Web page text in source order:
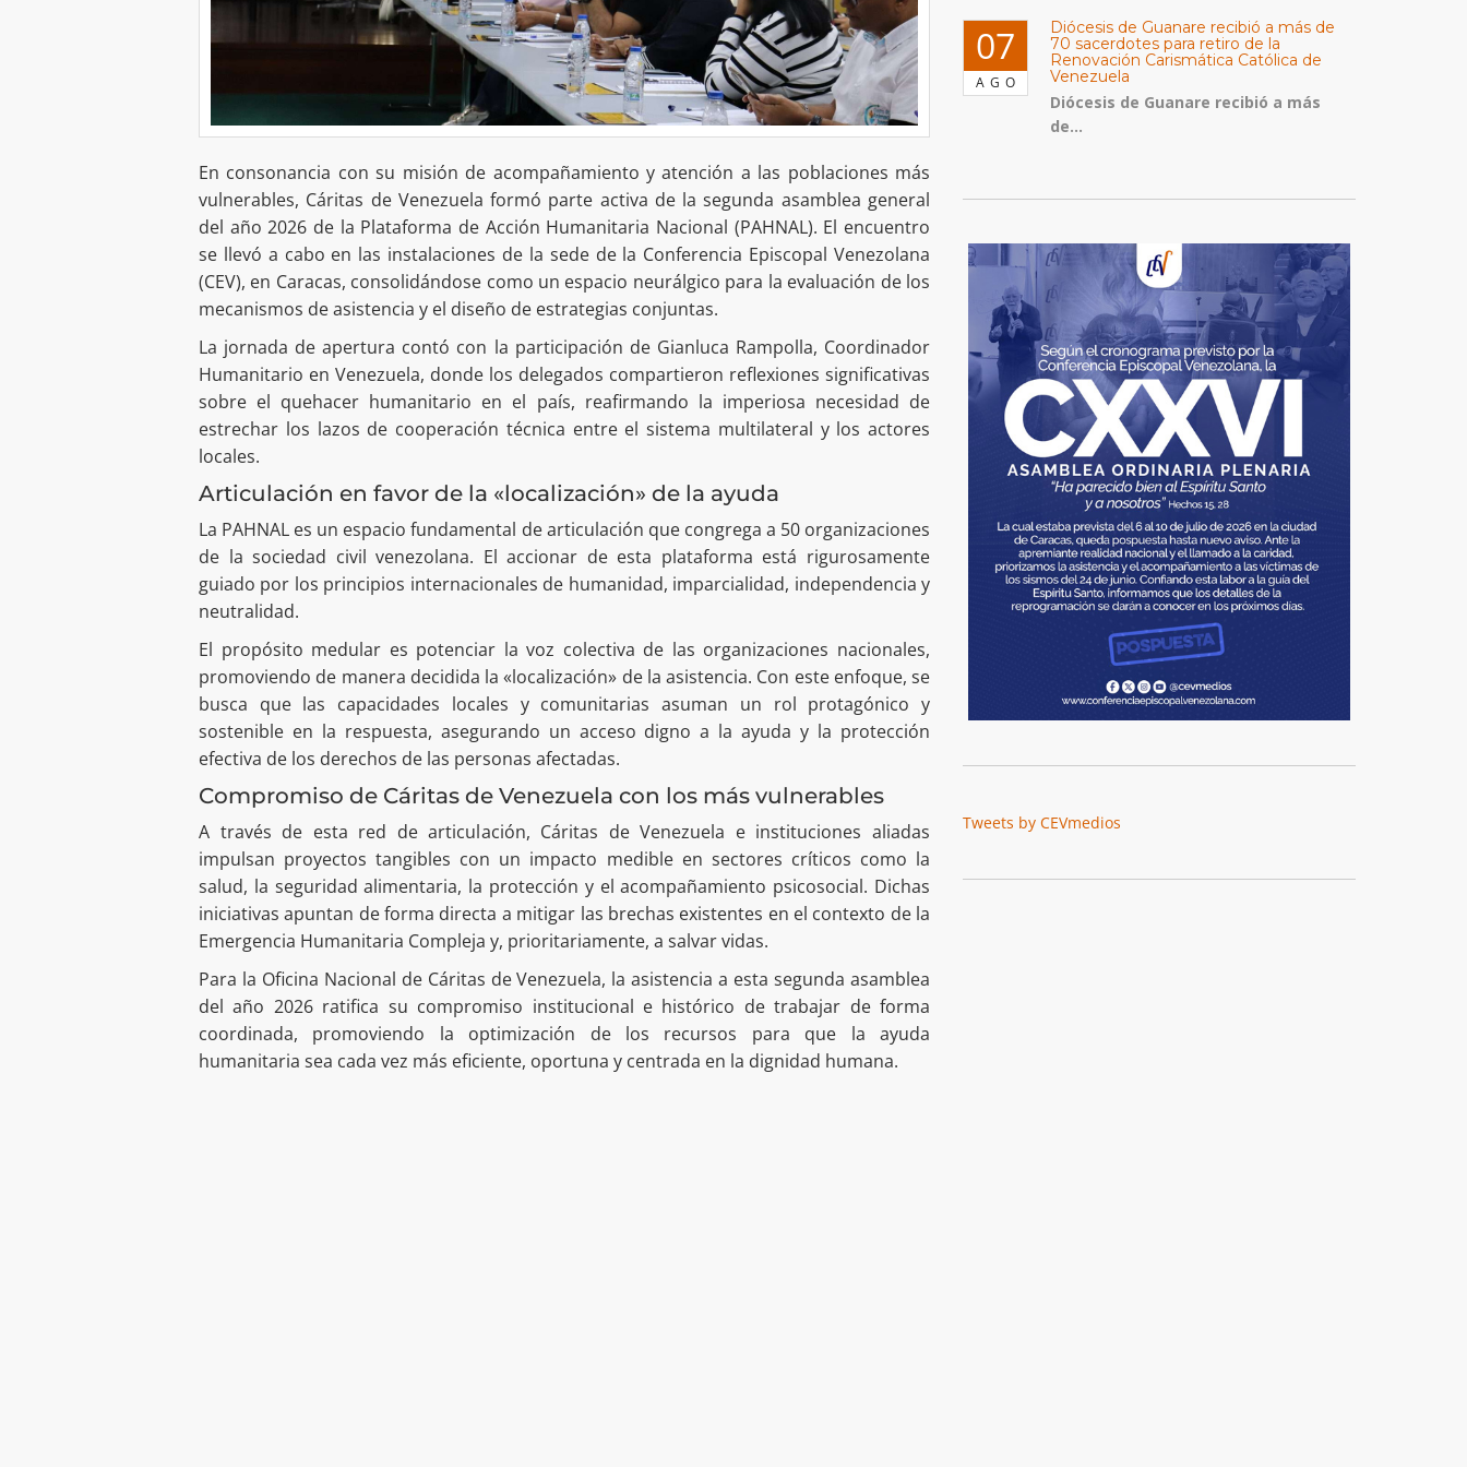
En consonancia con su misión de acompañamiento y atención a las poblaciones más
vulnerables, Cáritas de Venezuela formó parte activa de la segunda asamblea general
del año 2026 de la Plataforma de Acción Humanitaria Nacional (PAHNAL). El encuentro
se llevó a cabo en las instalaciones de la sede de la Conferencia Episcopal Venezolana
(CEV), en Caracas, consolidándose como un espacio neurálgico para la evaluación de los
mecanismos de asistencia y el diseño de estrategias conjuntas.
La jornada de apertura contó con la participación de Gianluca Rampolla, Coordinador
Humanitario en Venezuela, donde los delegados compartieron reflexiones significativas
sobre el quehacer humanitario en el país, reafirmando la imperiosa necesidad de
estrechar los lazos de cooperación técnica entre el sistema multilateral y los actores
locales.
Articulación en favor de la «localización» de la ayuda
La PAHNAL es un espacio fundamental de articulación que congrega a 50 organizaciones
de la sociedad civil venezolana. El accionar de esta plataforma está rigurosamente
guiado por los principios internacionales de humanidad, imparcialidad, independencia y
neutralidad.
El propósito medular es potenciar la voz colectiva de las organizaciones nacionales,
promoviendo de manera decidida la «localización» de la asistencia. Con este enfoque, se
busca que las capacidades locales y comunitarias asuman un rol protagónico y
sostenible en la respuesta, asegurando un acceso digno a la ayuda y la protección
efectiva de los derechos de las personas afectadas.
Compromiso de Cáritas de Venezuela con los más vulnerables
A través de esta red de articulación, Cáritas de Venezuela e instituciones aliadas
impulsan proyectos tangibles con un impacto medible en sectores críticos como la
salud, la seguridad alimentaria, la protección y el acompañamiento psicosocial. Dichas
iniciativas apuntan de forma directa a mitigar las brechas existentes en el contexto de la
Emergencia Humanitaria Compleja y, prioritariamente, a salvar vidas.
Para la Oficina Nacional de Cáritas de Venezuela, la asistencia a esta segunda asamblea
del año 2026 ratifica su compromiso institucional e histórico de trabajar de forma
coordinada, promoviendo la optimización de los recursos para que la ayuda
humanitaria sea cada vez más eficiente, oportuna y centrada en la dignidad humana.
07
AGO
Diócesis de Guanare recibió a más de
70 sacerdotes para retiro de la
Renovación Carismática Católica de
Venezuela
Diócesis de Guanare recibió a más
de...
Tweets by CEVmedios